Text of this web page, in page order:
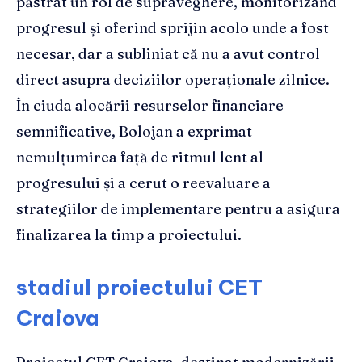
progresul și oferind sprijin acolo unde a fost
necesar, dar a subliniat că nu a avut control
direct asupra deciziilor operaționale zilnice.
În ciuda alocării resurselor financiare
semnificative, Bolojan a exprimat
nemulțumirea față de ritmul lent al
progresului și a cerut o reevaluare a
strategiilor de implementare pentru a asigura
finalizarea la timp a proiectului.
stadiul proiectului CET
Craiova